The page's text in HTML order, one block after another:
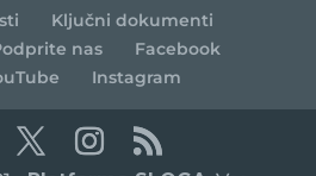
Ključni dokumenti
nas
Facebook
Instagram